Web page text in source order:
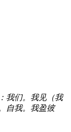
我们。我见（我
自我。我盈彼